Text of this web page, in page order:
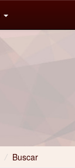
/ Buscar